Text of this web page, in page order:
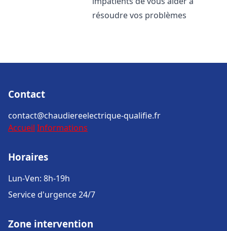
résoudre vos problèmes
Contact
contact@chaudiereelectrique-qualifie.fr
Accueil Informations
Horaires
Lun-Ven: 8h-19h
Service d'urgence 24/7
Zone intervention